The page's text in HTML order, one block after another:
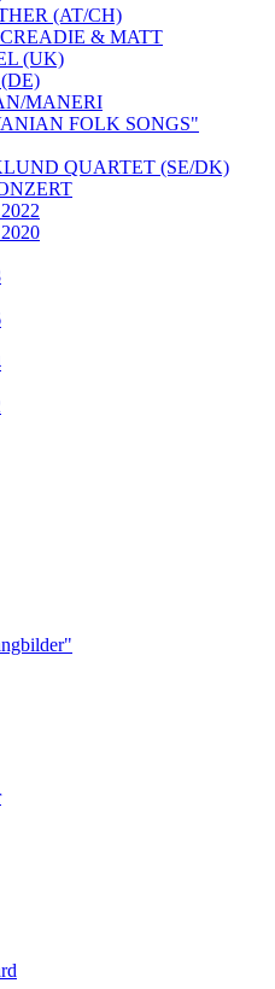
(AT/CH)
& MATT
(UK)
MANERI
FOLK SONGS"
QUARTET (SE/DK)